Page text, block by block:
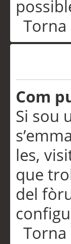
Torna
Com
Si sou
les,
que
del
Torna